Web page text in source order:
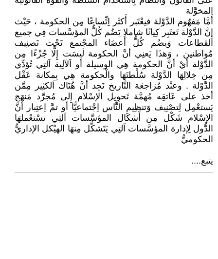
المخوَّلة
أَمَّا مَفهُوم الدَّوْلة فيعْتَبر أَكثَر اِتِّساعًا مِن الحكومة ، حَيْث
إِنَّ الدَّوْلة تَعتَبِر كِيانًا شاملا يَضُم كُلُّ المؤسَّسات فِي جميع
القطاعات وَيضُم كُلُّ أَعضَاء المجْتمع تَحْت تَصنِيف
مُواطنين ، وَهذَا يَعنِي أنَّ الحكومة لَيسَت إِلَّا جُزْءًا مِن
الدَّوْلة أيْ أنَّ الحكومة هِي الوسيلة أو اَلآلِية اَلتِي تُؤدِّي
مِن خِلالِهَا الدَّوْلة سُلْطتَهَا والْحكومة هِي بِمكانة عَقْل
الدَّوْلة . وعنْد مُرَاجعَة التَّاريخ نَجِد أنَّ هُنَاك اَلكثِير مِمَّن
أخذ على عَاتقِه مُهمَّة تَحوِيل الإسْلام إِلى مُجرَّد مَنهَج
يَستعْمِل لِتصْنِيف وَتنظِيم النَّاس اِجْتماعيًّا أو تمَّ اِعتِبار أنَّ
الإسْلام شَكْل مِن أَشكَال المؤسَّسات اَلتِي تسْتعْملهَا
الدُّول لِإدارة المؤسَّسات اَلتِي يَتَشكَّل مِنهَا الهيْكل الإداريُّ
الحكوميُّ
يتبع....